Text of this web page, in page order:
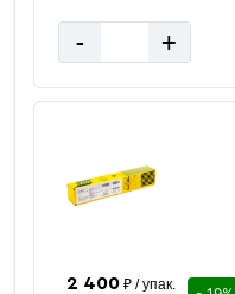
- +
2 400₽ / упак.